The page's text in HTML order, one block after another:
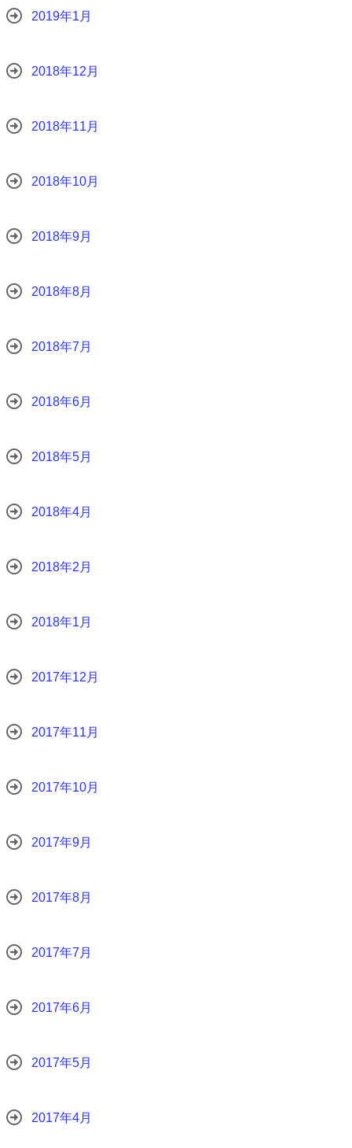
2019年1月
2018年12月
2018年11月
2018年10月
2018年9月
2018年8月
2018年7月
2018年6月
2018年5月
2018年4月
2018年2月
2018年1月
2017年12月
2017年11月
2017年10月
2017年9月
2017年8月
2017年7月
2017年6月
2017年5月
2017年4月